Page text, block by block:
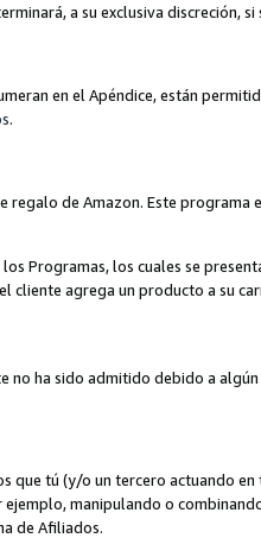
a su exclusiva discreción,
en el Apéndice, están
.
de Amazon. Este programa
Programas, los cuales se
cliente agrega un producto a su
no ha sido admitido debido a
que tú (y/o un tercero actuando
manipulando o
de Afiliados.